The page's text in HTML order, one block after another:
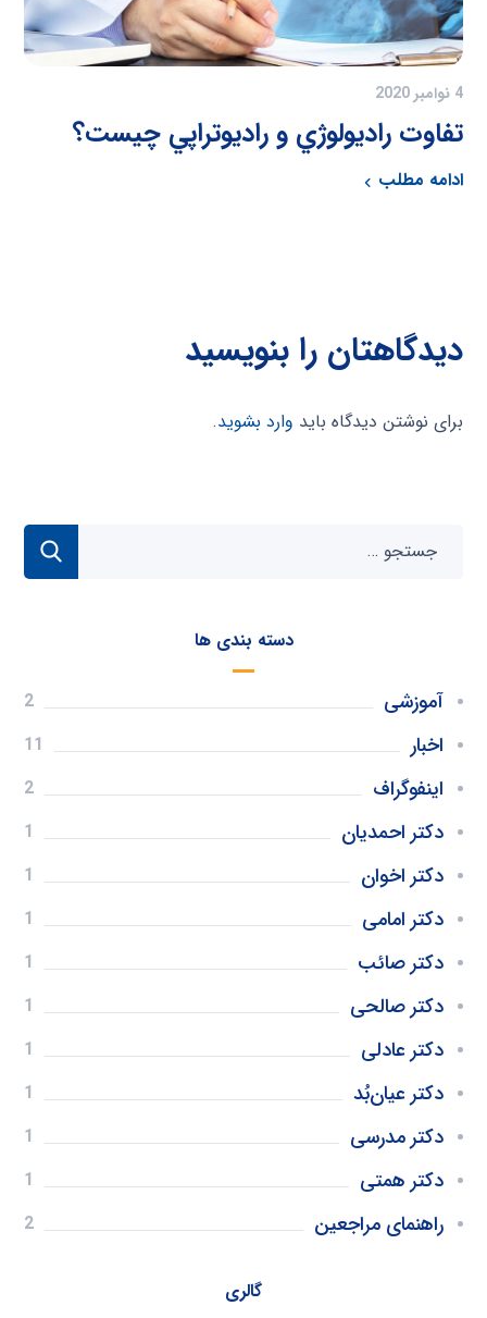
4 نوامبر 2020
تفاوت راديولوژي و راديوتراپي چیست؟
ادامه مطلب
دیدگاهتان را بنویسید
برای نوشتن دیدگاه باید وارد بشوید.
دسته بندی ها
آموزشی 2
اخبار 11
اینفوگراف 2
دکتر احمدیان 1
دکتر اخوان 1
دکتر امامی 1
دکتر صائب 1
دکتر صالحی 1
دکتر عادلی 1
دکتر عیان‌بُد 1
دکتر مدرسی 1
دکتر همتی 1
راهنمای مراجعین 2
گالری